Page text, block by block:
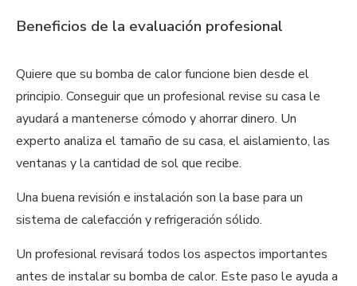
Beneficios de la evaluación profesional
Quiere que su bomba de calor funcione bien desde el
principio. Conseguir que un profesional revise su casa le
ayudará a mantenerse cómodo y ahorrar dinero. Un
experto analiza el tamaño de su casa, el aislamiento, las
ventanas y la cantidad de sol que recibe.
Una buena revisión e instalación son la base para un
sistema de calefacción y refrigeración sólido.
Un profesional revisará todos los aspectos importantes
antes de instalar su bomba de calor. Este paso le ayuda a